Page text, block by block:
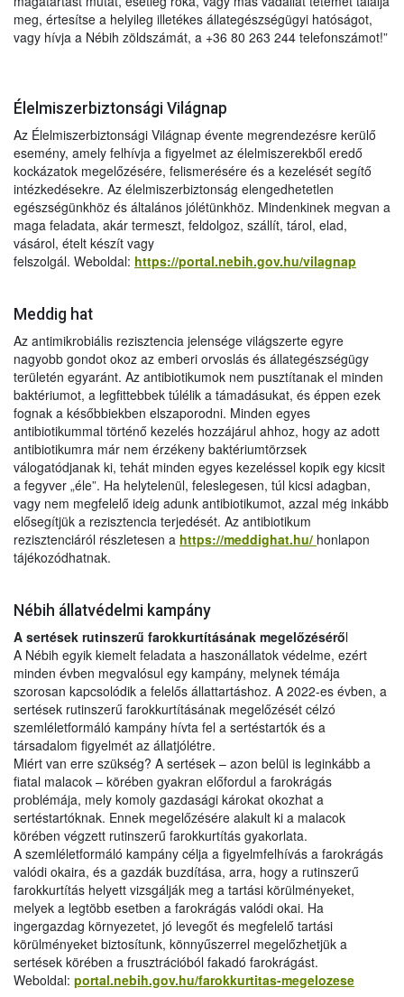
meg, értesítse a helyileg illetékes állategészségügyi hatóságot,
vagy hívja a Nébih zöldszámát, a +36 80 263 244 telefonszámot!”
Élelmiszerbiztonsági Világnap
Az Élelmiszerbiztonsági Világnap évente megrendezésre kerülő
esemény, amely felhívja a figyelmet az élelmiszerekből eredő
kockázatok megelőzésére, felismerésére és a kezelését segítő
intézkedésekre. Az élelmiszerbiztonság elengedhetetlen
egészségünkhöz és általános jólétünkhöz. Mindenkinek megvan a
maga feladata, akár termeszt, feldolgoz, szállít, tárol, elad,
vásárol, ételt készít vagy
felszolgál. Weboldal: https://portal.nebih.gov.hu/vilagnap
Meddig hat
Az antimikrobiális rezisztencia jelensége világszerte egyre
nagyobb gondot okoz az emberi orvoslás és állategészségügy
területén egyaránt. Az antibiotikumok nem pusztítanak el minden
baktériumot, a legfittebbek túlélik a támadásukat, és éppen ezek
fognak a későbbiekben elszaporodni. Minden egyes
antibiotikummal történő kezelés hozzájárul ahhoz, hogy az adott
antibiotikumra már nem érzékeny baktériumtörzsek
válogatódjanak ki, tehát minden egyes kezeléssel kopik egy kicsit
a fegyver „éle”. Ha helytelenül, feleslegesen, túl kicsi adagban,
vagy nem megfelelő ideig adunk antibiotikumot, azzal még inkább
elősegítjük a rezisztencia terjedését. Az antibiotikum
rezisztenciáról részletesen a https://meddighat.hu/ honlapon
tájékozódhatnak.
Nébih állatvédelmi kampány
A sertések rutinszerű farokkurtításának megelőzéséről
A Nébih egyik kiemelt feladata a haszonállatok védelme, ezért
minden évben megvalósul egy kampány, melynek témája
szorosan kapcsolódik a felelős állattartáshoz. A 2022-es évben, a
sertések rutinszerű farokkurtításának megelőzését célzó
szemléletformáló kampány hívta fel a sertéstartók és a
társadalom figyelmét az állatjólétre.
Miért van erre szükség? A sertések – azon belül is leginkább a
fiatal malacok – körében gyakran előfordul a farokrágás
problémája, mely komoly gazdasági károkat okozhat a
sertéstartóknak. Ennek megelőzésére alakult ki a malacok
körében végzett rutinszerű farokkurtítás gyakorlata.
A szemléletformáló kampány célja a figyelmfelhívás a farokrágás
valódi okaira, és a gazdák buzdítása, arra, hogy a rutinszerű
farokkurtítás helyett vizsgálják meg a tartási körülményeket,
melyek a legtöbb esetben a farokrágás valódi okai. Ha
ingergazdag környezetet, jó levegőt és megfelelő tartási
körülményeket biztosítunk, könnyűszerrel megelőzhetjük a
sertések körében a frusztrációból fakadó farokrágást.
Weboldal: portal.nebih.gov.hu/farokkurtitas-megelozese